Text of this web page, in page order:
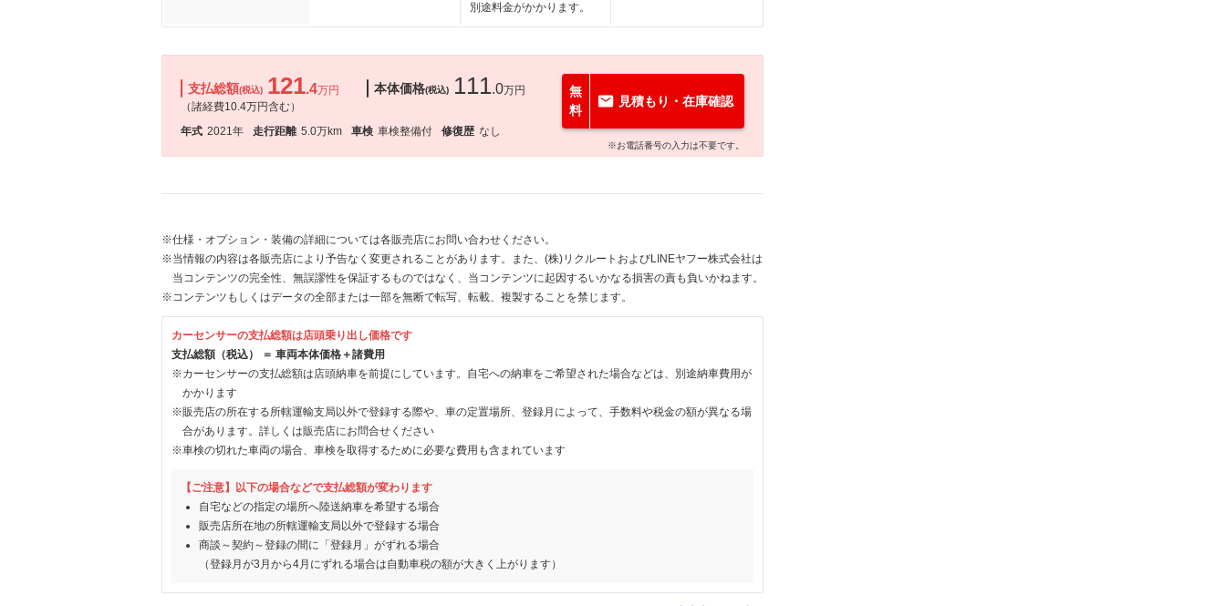
別途料金がかかります。
支払総額(税込) 121.4万円
（諸経費10.4万円含む）
本体価格(税込) 111.0万円
年式 2021年 走行距離 5.0万km 車検 車検整備付 修復歴 なし
無
料
見積もり・在庫確認
※お電話番号の入力は不要です。
※仕様・オプション・装備の詳細については各販売店にお問い合わせください。
※当情報の内容は各販売店により予告なく変更されることがあります。また、(株)リクルートおよびLINEヤフー株式会社は
当コンテンツの完全性、無誤謬性を保証するものではなく、当コンテンツに起因するいかなる損害の責も負いかねます。
※コンテンツもしくはデータの全部または一部を無断で転写、転載、複製することを禁じます。
カーセンサーの支払総額は店頭乗り出し価格です
支払総額（税込） ＝ 車両本体価格＋諸費用
※カーセンサーの支払総額は店頭納車を前提にしています。自宅への納車をご希望された場合などは、別途納車費用が
かかります
※販売店の所在する所轄運輸支局以外で登録する際や、車の定置場所、登録月によって、手数料や税金の額が異なる場
合があります。詳しくは販売店にお問合せください
※車検の切れた車両の場合、車検を取得するために必要な費用も含まれています
【ご注意】以下の場合などで支払総額が変わります
自宅などの指定の場所へ陸送納車を希望する場合
販売店所在地の所轄運輸支局以外で登録する場合
商談～契約～登録の間に「登録月」がずれる場合
（登録月が3月から4月にずれる場合は自動車税の額が大きく上がります）